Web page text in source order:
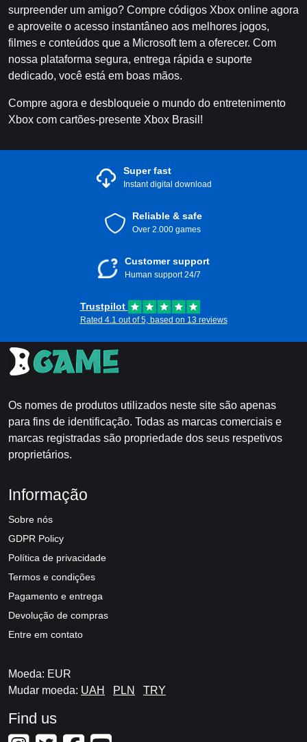
surpreender um amigo? Compre códigos Xbox online agora
e aproveite o acesso instantâneo aos melhores jogos,
filmes e conteúdos que a Microsoft tem a oferecer. Com
nossa plataforma segura, entrega rápida e suporte
dedicado, você está em boas mãos.
Compre agora e desbloqueie o mundo do entretenimento
Xbox com cartões-presente Xbox Brasil!
Super fast
Instant digital download
Reliable & safe
Over 2.000 games
Customer support
Human support 24/7
Trustpilot
Rated 4.1 out of 5, based on 13 reviews
Os nomes de produtos utilizados neste site são apenas
para fins de identificação. Todas as marcas comerciais e
marcas registradas são propriedade dos seus respetivos
proprietários.
Informação
Sobre nós
GDPR Policy
Política de privacidade
Termos e condições
Pagamento e entrega
Devolução de compras
Entre em contato
Moeda: EUR
Mudar moeda: UAH PLN TRY
Find us